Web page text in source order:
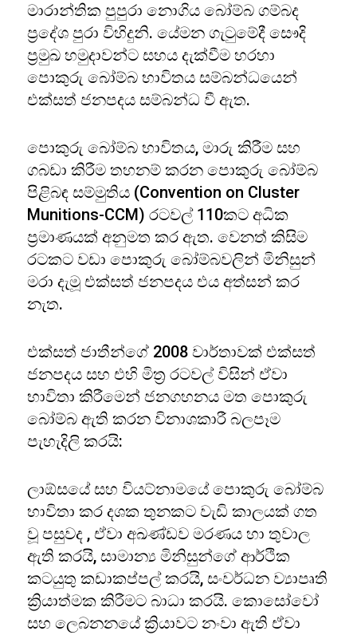
මාරාන්තික පුපුරා නොගිය බෝම්බ ගම්බද
ප්‍රදේශ පුරා විහිදුනි. යේමන ගැටුමේදී සෞදි
ප්‍රමුඛ හමුදාවන්ට සහය දැක්වීම හරහා
පොකුරු බෝම්බ භාවිතය සම්බන්ධයෙන්
එක්සත් ජනපදය සම්බන්ධ වී ඇත.
පොකුරු බෝම්බ භාවිතය, මාරු කිරීම සහ
ගබඩා කිරීම තහනම් කරන පොකුරු බෝම්බ
පිළිබඳ සම්මුතිය (Convention on Cluster
Munitions-CCM) රටවල් 110කට අධික
ප්‍රමාණයක් අනුමත කර ඇත. වෙනත් කිසිම
රටකට වඩා පොකුරු බෝම්බවලින් මිනිසුන්
මරා දැමූ එක්සත් ජනපදය එය අත්සන් කර
නැත.
එක්සත් ජාතීන්ගේ 2008 වාර්තාවක් එක්සත්
ජනපදය සහ එහි මිත්‍ර රටවල් විසින් ඒවා
භාවිතා කිරීමෙන් ජනගහනය මත පොකුරු
බෝම්බ ඇති කරන විනාශකාරී බලපෑම
පැහැදිලි කරයි:
ලාඕසයේ සහ වියට්නාමයේ පොකුරු බෝම්බ
භාවිතා කර දශක තුනකට වැඩි කාලයක් ගත
වූ පසුවද , ඒවා අඛණ්ඩව මරණය හා තුවාල
ඇති කරයි, සාමාන්‍ය මිනිසුන්ගේ ආර්ථික
කටයුතු කඩාකප්පල් කරයි, සංවර්ධන ව්‍යාපෘති
ක්‍රියාත්මක කිරීමට බාධා කරයි. කොසෝවෝ
සහ ලෙබනනයේ ක්‍රියාවට නංවා ඇති ඒවා